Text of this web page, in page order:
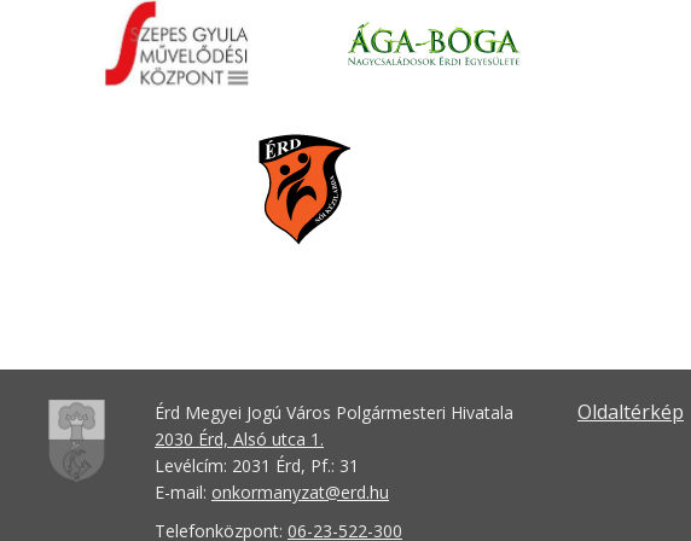
Érd Megyei Jogú Város Polgármesteri Hivatala
2030 Érd, Alsó utca 1.
Levélcím: 2031 Érd, Pf.: 31
E-mail: onkormanyzat@erd.hu
Telefonközpont: 06-23-522-300
Oldaltérkép